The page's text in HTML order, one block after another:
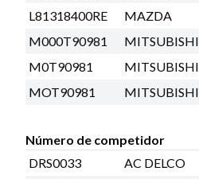
L81318400RE
MAZDA
M000T90981
MITSUBISHI
M0T90981
MITSUBISHI
MOT90981
MITSUBISHI
Número de competidor
DRS0033
AC DELCO